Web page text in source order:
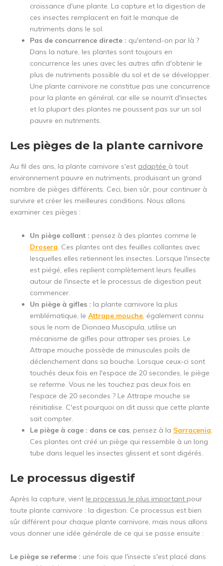
croissance d'une plante. La capture et la digestion de
ces insectes remplacent en fait le manque de
nutriments dans le sol.
Pas de concurrence directe : qu'entend-on par là ?
Dans la nature, les plantes sont toujours en
concurrence les unes avec les autres afin d'obtenir le
plus de nutriments possible du sol et de se développer.
Une plante carnivore ne constitue pas une concurrence
pour la plante en général, car elle se nourrit d'insectes
et la plupart des plantes ne poussent pas sur un sol
pauvre en nutriments.
Les pièges de la plante carnivore
Au fil des ans, la plante carnivore s'est adaptée à tout
environnement pauvre en nutriments, produisant un grand
nombre de pièges différents. Ceci, bien sûr, pour continuer à
survivre et créer les meilleures conditions. Nous allons
examiner ces pièges :
Un piège collant : pensez à des plantes comme le
Drosera. Ces plantes ont des feuilles collantes avec
lesquelles elles retiennent les insectes. Lorsque l'insecte
est piégé, elles replient complètement leurs feuilles
autour de l'insecte et le processus de digestion peut
commencer.
Un piège à gifles : la plante carnivore la plus
emblématique, le Attrape mouche, également connu
sous le nom de Dionaea Muscipula, utilise un
mécanisme de gifles pour attraper ses proies. Le
Attrape mouche possède de minuscules poils de
déclenchement dans sa bouche. Lorsque ceux-ci sont
touchés deux fois en l'espace de 20 secondes, le piège
se referme. Vous ne les touchez pas deux fois en
l'espace de 20 secondes ? Le Attrape mouche se
réinitialise. C'est pourquoi on dit aussi que cette plante
sait compter.
Le piège à cage : dans ce cas, pensez à la Sarracenia.
Ces plantes ont créé un piège qui ressemble à un long
tube dans lequel les insectes glissent et sont digérés.
Le processus digestif
Après la capture, vient le processus le plus important pour
toute plante carnivore : la digestion. Ce processus est bien
sûr différent pour chaque plante carnivore, mais nous allons
vous donner une idée générale de ce qui se passe ensuite :
Le piège se referme : une fois que l'insecte s'est placé dans